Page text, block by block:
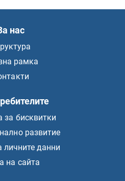
нас
рамка
за бисквитки
развитие
данни
на сайта